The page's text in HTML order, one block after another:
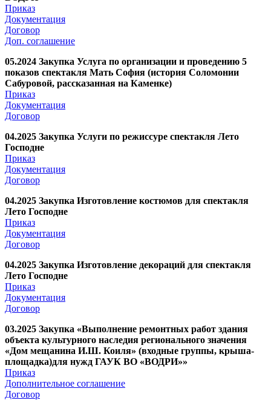
Приказ
Документация
Договор
Доп. соглашение
05.2024 Закупка Услуга по организации и проведению 5
показов спектакля Мать София (история Соломонии
Сабуровой, рассказанная на Каменке)
Приказ
Документация
Договор
04.2025 Закупка Услуги по режиссуре спектакля Лето
Господне
Приказ
Документация
Договор
04.2025 Закупка Изготовление костюмов для спектакля
Лето Господне
Приказ
Документация
Договор
04.2025 Закупка Изготовление декораций для спектакля
Лето Господне
Приказ
Документация
Договор
03.2025 Закупка «Выполнение ремонтных работ здания
объекта культурного наследия регионального значения
«Дом мещанина И.Ш. Коиля» (входные группы, крыша-
площадка)для нужд ГАУК ВО «ВОДРИ»»
Приказ
Дополнительное соглашение
Договор